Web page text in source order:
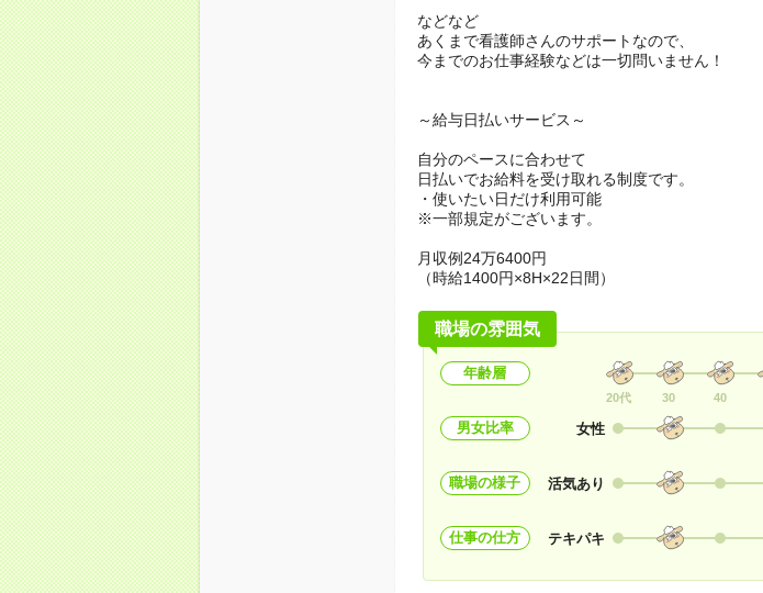
などなど
あくまで看護師さんのサポートなので、
今までのお仕事経験などは一切問いません！
～給与日払いサービス～
自分のペースに合わせて
日払いでお給料を受け取れる制度です。
・使いたい日だけ利用可能
※一部規定がございます。
月収例24万6400円
（時給1400円×8H×22日間）
職場の雰囲気
年齢層
20代 30 40
男女比率 女性
職場の様子 活気あり
仕事の仕方 テキパキ